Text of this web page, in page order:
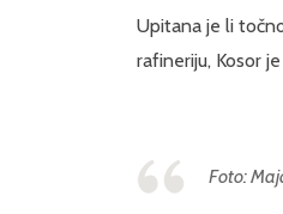
Upitana je li
rafineriju, Kosor
Foto: